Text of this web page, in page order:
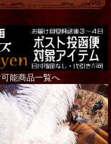
能商品一覧へ